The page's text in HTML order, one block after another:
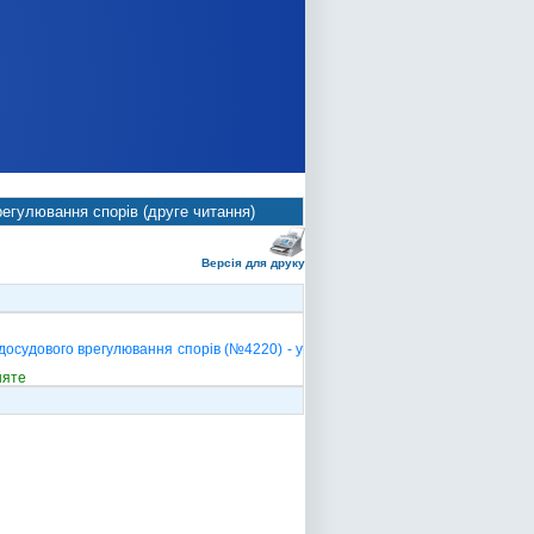
спорів (друге читання)
Версія для друку
врегулювання спорів (№4220) - у